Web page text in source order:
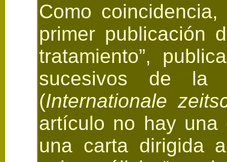
Como
primer publicación
tratamiento”,
sucesivos de la
(Internationale
artículo no hay
una carta dirigida